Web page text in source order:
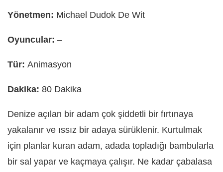
Yönetmen: Michael Dudok De Wit
Oyuncular: –
Tür: Animasyon
Dakika: 80 Dakika
Denize açılan bir adam çok şiddetli bir fırtınaya
yakalanır ve ıssız bir adaya sürüklenir. Kurtulmak
için planlar kuran adam, adada topladığı bambularla
bir sal yapar ve kaçmaya çalışır. Ne kadar çabalasa